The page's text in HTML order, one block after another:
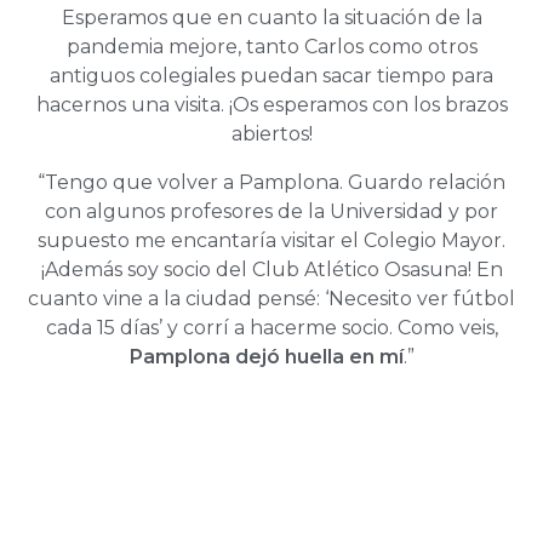
Esperamos que en cuanto la situación de la
pandemia mejore, tanto Carlos como otros
antiguos colegiales puedan sacar tiempo para
hacernos una visita. ¡Os esperamos con los brazos
abiertos!
“Tengo que volver a Pamplona. Guardo relación
con algunos profesores de la Universidad y por
supuesto me encantaría visitar el Colegio Mayor.
¡Además soy socio del Club Atlético Osasuna! En
cuanto vine a la ciudad pensé: ‘Necesito ver fútbol
cada 15 días’ y corrí a hacerme socio. Como veis,
Pamplona dejó huella en mí.”